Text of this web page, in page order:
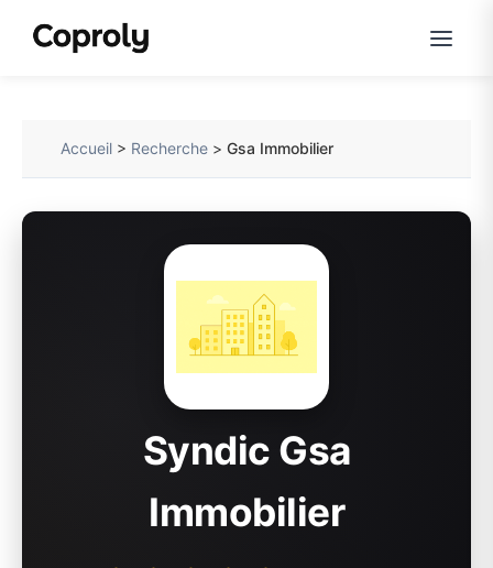
Accueil > Recherche >Gsa Immobilier
Syndic Gsa
Immobilier